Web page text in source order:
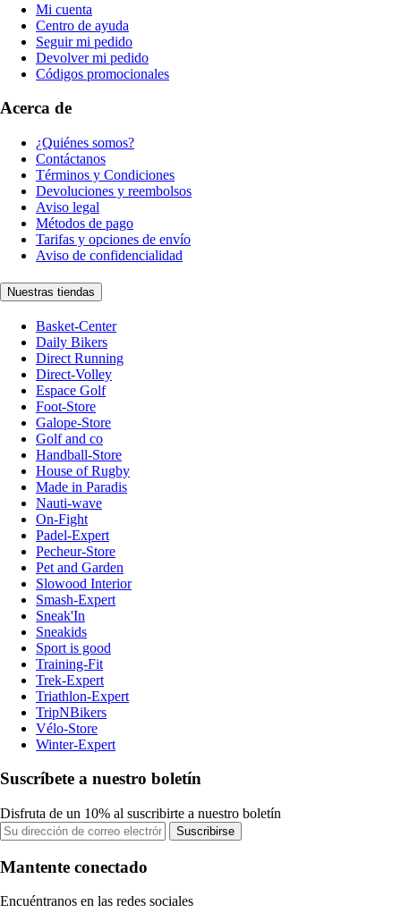
Mi cuenta
Centro de ayuda
Seguir mi pedido
Devolver mi pedido
Códigos promocionales
Acerca de
¿Quiénes somos?
Contáctanos
Términos y Condiciones
Devoluciones y reembolsos
Aviso legal
Métodos de pago
Tarifas y opciones de envío
Aviso de confidencialidad
Nuestras tiendas
Basket-Center
Daily Bikers
Direct Running
Direct-Volley
Espace Golf
Foot-Store
Galope-Store
Golf and co
Handball-Store
House of Rugby
Made in Paradis
Nauti-wave
On-Fight
Padel-Expert
Pecheur-Store
Pet and Garden
Slowood Interior
Smash-Expert
Sneak'In
Sneakids
Sport is good
Training-Fit
Trek-Expert
Triathlon-Expert
TripNBikers
Vélo-Store
Winter-Expert
Suscríbete a nuestro boletín
Disfruta de un 10% al suscribirte a nuestro boletín
Suscribirse
Mantente conectado
Encuéntranos en las redes sociales